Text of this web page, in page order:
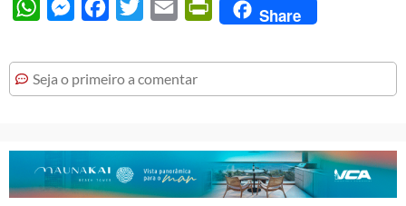
WhatsAppMessengerFacebook
Twitter Email PrintFriendly
Share
Seja o primeiro a comentar